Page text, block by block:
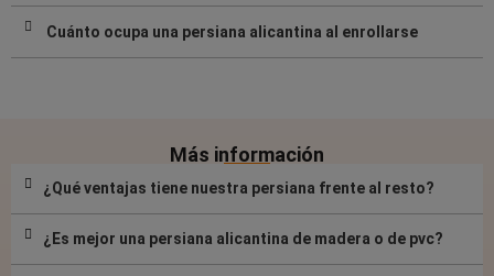
Cuánto ocupa una persiana alicantina al enrollarse
Más información
¿Qué ventajas tiene nuestra persiana frente al resto?
¿Es mejor una persiana alicantina de madera o de pvc?